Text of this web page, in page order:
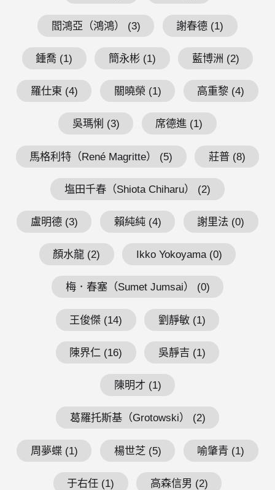
閻鴻亞（鴻鴻） (3) 謝春德 (1)
鍾喬 (1) 簡永彬 (1) 藍博洲 (2)
羅仕東 (4) 關曉榮 (1) 高重黎 (4)
吳瑪悧 (3) 席德進 (1)
馬格利特（René Magritte） (5) 莊普 (8)
塩田千春（Shiota Chiharu） (2)
盧明德 (3) 賴純純 (4) 謝里法 (0)
顏水龍 (2) Ikko Yokoyama (0)
梅．春塞（Sumet Jumsai） (0)
王俊傑 (14) 劉靜敏 (1)
陳界仁 (16) 吳靜吉 (1)
陳明才 (1)
葛羅托斯基（Grotowski） (2)
周夢蝶 (1) 楊世芝 (5) 喻肇青 (1)
于右任 (1) 高森信男 (2)